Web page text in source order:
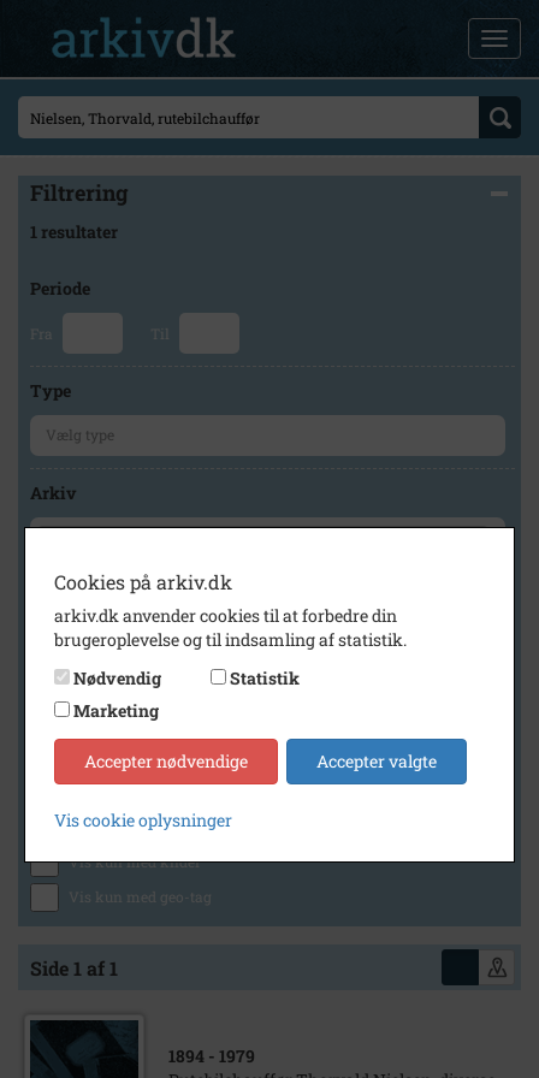
Filtrering
1 resultater
Periode
Fra Til
Type
Arkiv
Geografi
Generelt
Vis kun med billeder
Vis kun med lydklip
Vis kun med kilder
Vis kun med geo-tag
Side 1 af 1
1894 - 1979
Cookies på arkiv.dk
arkiv.dk anvender cookies til at forbedre din
brugeroplevelse og til indsamling af statistik.
Nødvendig
Statistik
Marketing
Accepter nødvendige Accepter valgte
Vis cookie oplysninger